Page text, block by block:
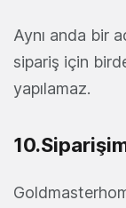
Aynı anda bir
sipariş için
yapılamaz.